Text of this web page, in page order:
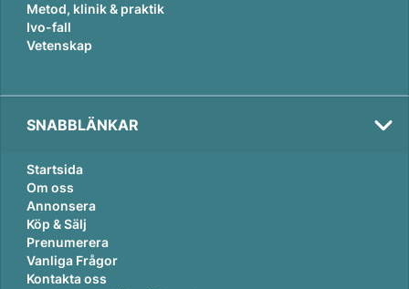
Metod, klinik & praktik
Ivo-fall
Vetenskap
SNABBLÄNKAR
Startsida
Om oss
Annonsera
Köp & Sälj
Prenumerera
Vanliga Frågor
Kontakta oss